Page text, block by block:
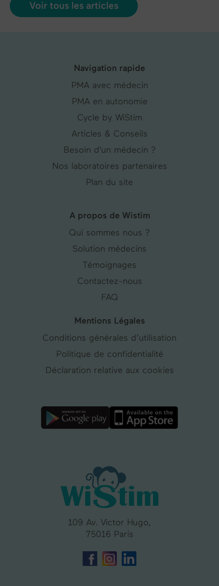
Voir tous les articles
109 Av. Victor Hugo,
75016 Paris
Navigation rapide
PMA avec médecin
PMA en autonomie
Cycle by WiStim
Articles & Conseils
Besoin d'un médecin ?
Nos laboratoires partenaires
Plan du site
A propos de Wistim
Qui sommes nous ?
Solution médecins
Témoignages
Contactez-nous
FAQ
Mentions Légales
Conditions générales d’utilisation
Politique de confidentialité
Déclaration relative aux cookies